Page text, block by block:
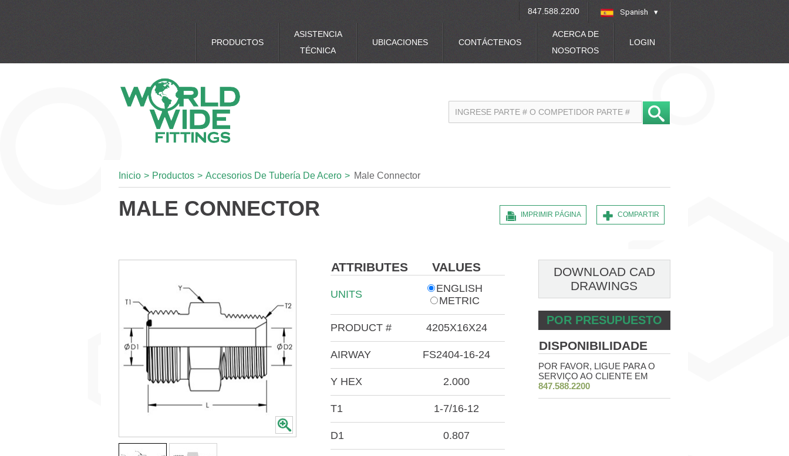
Spanish
847.588.2200
PRODUCTOS
ASISTENCIA
TÉCNICA
UBICACIONES CONTÁCTENOS
ACERCA DE
NOSOTROS
LOGIN
Inicio > Productos > Accesorios De Tubería De Acero > Male Connector
MALE CONNECTOR COMPARTIR
IMPRIMIR PÁGINA
ATTRIBUTES VALUES
UNITS
ENGLISH
METRIC
PRODUCT # 4205X16X24
AIRWAY FS2404-16-24
Y HEX 2.000
T1 1-7/16-12
D1 0.807
DOWNLOAD CAD
DRAWINGS
POR PRESUPUESTO
DISPONIBILIDADE
POR FAVOR, LIGUE PARA O
SERVIÇO AO CLIENTE EM
847.588.2200